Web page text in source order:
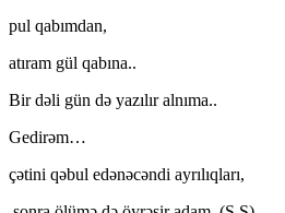
pul qabımdan,
atıram gül qabına..
Bir dəli gün də yazılır alnıma..
Gedirəm…
çətini qəbul edənəcəndi ayrılıqları,